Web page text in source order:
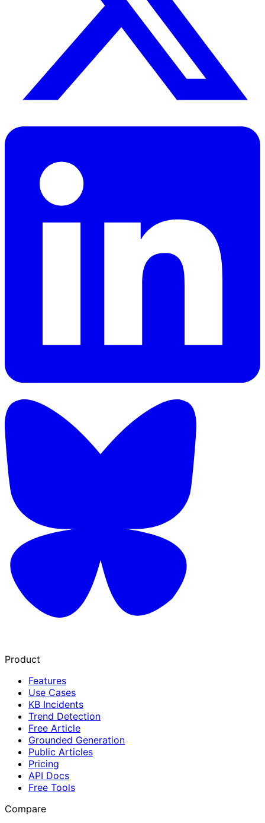
Product
Features
Use Cases
KB Incidents
Trend Detection
Free Article
Grounded Generation
Public Articles
Pricing
API Docs
Free Tools
Compare